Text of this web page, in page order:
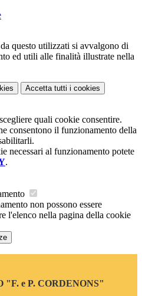
questo utilizzati si avvalgono di
ed utili alle finalità illustrate nella
Accetta tutti i cookies
quali cookie consentire.
consentono il funzionamento della
necessari al funzionamento potete
.
non possono essere
l'elenco nella pagina della cookie
e P. CORDENONS"